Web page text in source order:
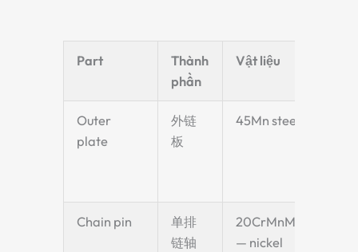
Part
Thành
phần
Vật liệu
Outer
plate
外链
板
45Mn steel
Chain pin
单排
链轴
20CrMnMo
— nickel